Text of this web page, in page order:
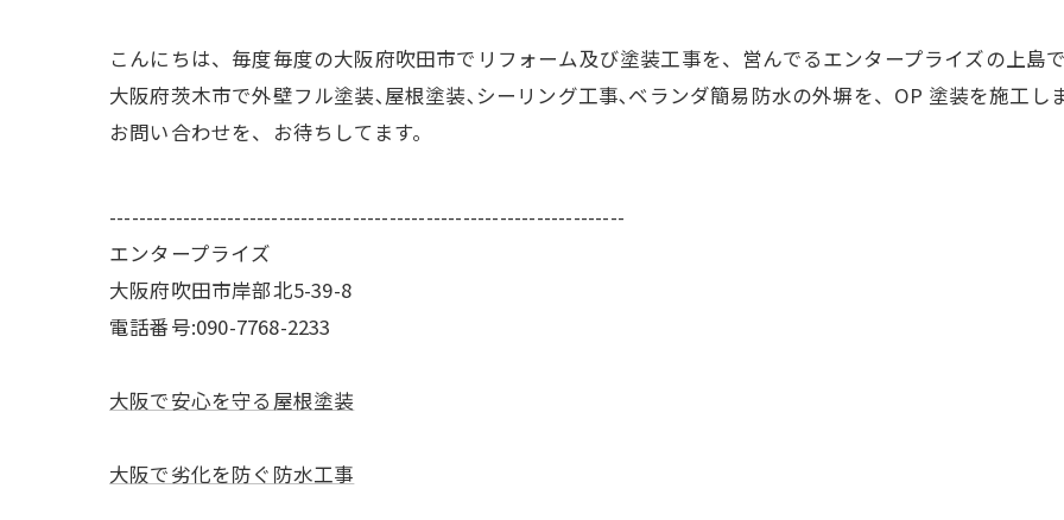
こんにちは、毎度毎度の大阪府吹田市でリフォーム及び塗装工事を、営んでるエンタープライズの上島で
大阪府茨木市で外壁フル塗装､屋根塗装､シーリング工事､ベランダ簡易防水の外塀を、OP 塗装を施工し
お問い合わせを、お待ちしてます。
----------------------------------------------------------------------
エンタープライズ
大阪府吹田市岸部北5-39-8
電話番号:090-7768-2233
大阪で安心を守る屋根塗装
大阪で劣化を防ぐ防水工事